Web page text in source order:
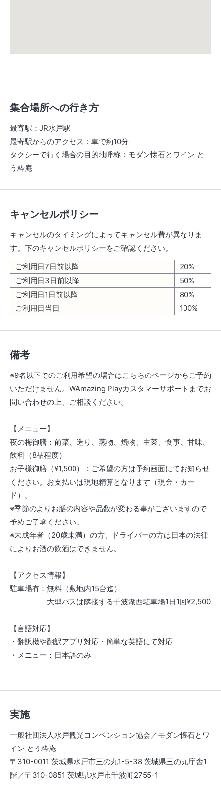
集合場所への行き方
最寄駅 ： JR水戸駅
最寄駅からのアクセス ： 車で約10分
タクシーで行く場合の目的地呼称 ： モダン懐石とワイン と
う粋庵
キャンセルポリシー
キャンセルのタイミングによってキャンセル費が異なりま
す。下のキャンセルポリシーをご確認ください。
ご利用日7日前以降
20%
ご利用日3日前以降
50%
ご利用日1日前以降
80%
ご利用日当日
100%
備考
※9名以下でのご利用希望の場合はこちらのページからご予約
いただけません。WAmazing Playカスタマーサポートまでお
問い合わせの上、ご相談ください。
【メニュー】
夜の梅御膳：前菜、造り、蒸物、焼物、主菜、食事、甘味、
飲料（8品程度）
お子様御膳（¥1,500）：ご希望の方は予約画面にてお知らせ
ください。お支払いは現地精算となります（現金・カー
ド）。
※季節のよりお膳の内容や品数が変わる事がございますので
予めご了承ください。
※未成年者（20歳未満）の方、ドライバーの方は日本の法律
によりお酒の飲酒はできません。
【アクセス情報】
駐車場有：無料（敷地内15台迄）
大型バスは隣接する千波湖西駐車場1日1回¥2,500
【言語対応】
・翻訳機や翻訳アプリ対応・簡単な英語にて対応
・メニュー：日本語のみ
実施
一般社団法人水戸観光コンベンション協会／モダン懐石とワ
イン とう粋庵
〒310-0011 茨城県水戸市三の丸1-5-38 茨城県三の丸庁舎1
階／〒310-0851 茨城県水戸市千波町2755-1